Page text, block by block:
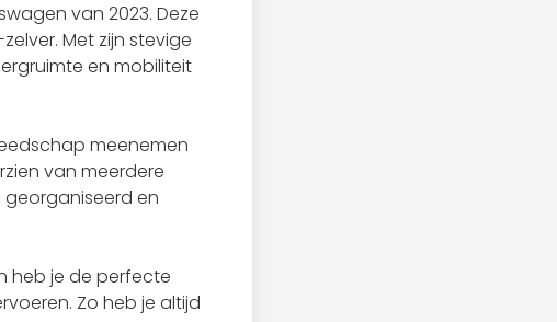
van 2023. Deze
Met zijn stevige
en mobiliteit
meenemen
van meerdere
en
heb je de perfecte
Zo heb je altijd